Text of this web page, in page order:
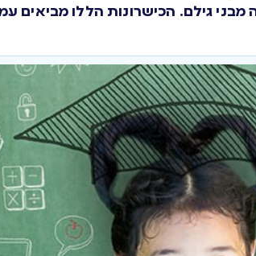
גילם. הכישרונות הללו מביאים